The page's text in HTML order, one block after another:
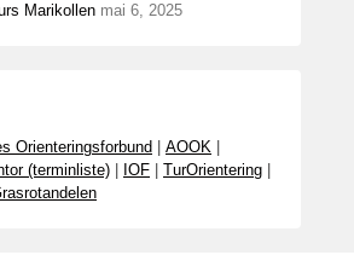
Marikollen mai 6, 2025
Orienteringsforbund AOOK
(terminliste) IOF TurOrientering